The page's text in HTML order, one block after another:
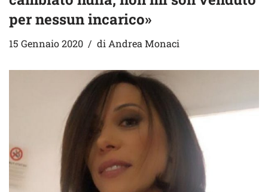
per nessun incarico»
15 Gennaio 2020 di Andrea Monaci